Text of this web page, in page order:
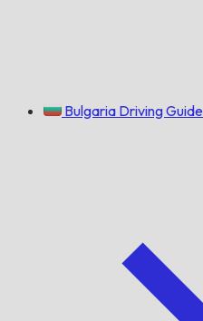
Bulgaria Driving Guide